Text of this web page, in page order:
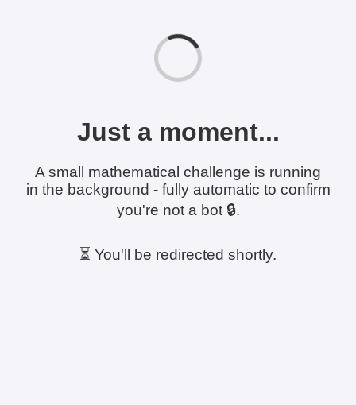
Just a moment...
A small mathematical challenge is running
in the background - fully automatic to confirm
you're not a bot 🔒.
⏳ You'll be redirected shortly.